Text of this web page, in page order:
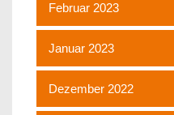
Februar 2023
Januar 2023
Dezember 2022